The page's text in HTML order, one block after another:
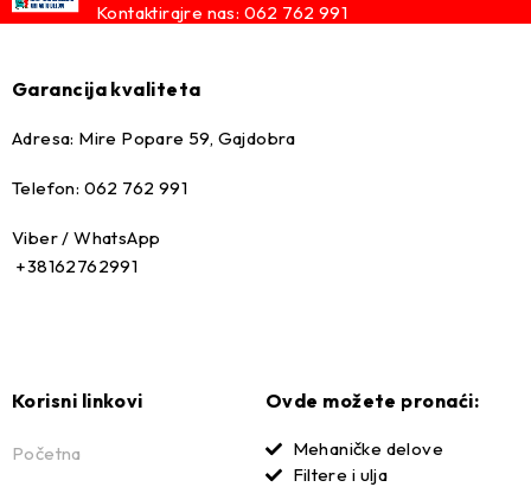
– Kontaktirajre nas: 062 762 991
Garancija kvaliteta
Adresa: Mire Popare 59, Gajdobra
Telefon: 062 762 991
Viber / WhatsApp
+38162762991
Korisni linkovi
Početna
Ovde možete pronaći:
Mehaničke delove
Filtere i ulja